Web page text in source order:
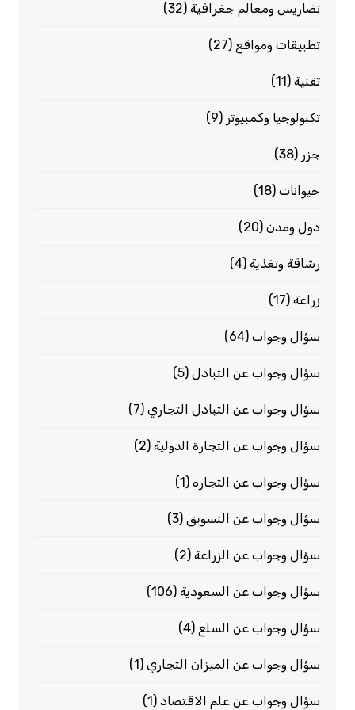
تضاريس ومعالم جغرافية(32)
تطبيقات ومواقع (27)
تقنية(11)
تكنولوجيا وكمبيوتر (9)
جزر (38)
حيوانات(18)
دول ومدن(20)
رشاقة وتغذية(4)
زراعة(17)
سؤال وجواب(64)
سؤال وجواب عن التبادل(5)
سؤال وجواب عن التبادل التجاري(7)
سؤال وجواب عن التجارة الدولية(2)
سؤال وجواب عن التجاره(1)
سؤال وجواب عن التسويق(3)
سؤال وجواب عن الزراعة(2)
سؤال وجواب عن السعودية(106)
سؤال وجواب عن السلع (4)
سؤال وجواب عن الميزان التجاري(1)
سؤال وجواب عن علم الاقتصاد(1)